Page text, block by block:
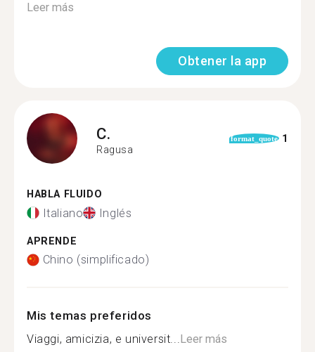
Leer más
Obtener la app
C.
Ragusa
format_quote 1
HABLA FLUIDO
Italiano Inglés
APRENDE
Chino (simplificado)
Mis temas preferidos
Viaggi, amicizia, e universit...Leer más